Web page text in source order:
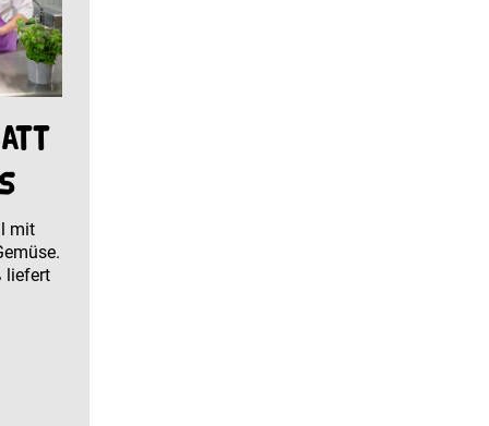
mit
liefert